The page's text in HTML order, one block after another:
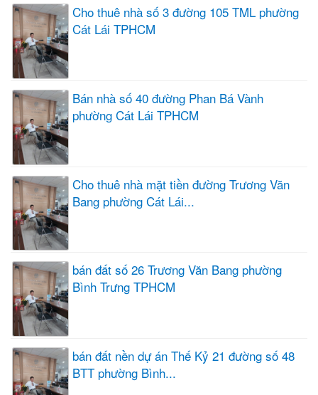
Cho thuê nhà số 3 đường 105 TML phường
Cát Lái TPHCM
Bán nhà số 40 đường Phan Bá Vành
phường Cát Lái TPHCM
Cho thuê nhà mặt tiền đường Trương Văn
Bang phường Cát Lái...
bán đất số 26 Trương Văn Bang phường
Bình Trưng TPHCM
bán đất nền dự án Thế Kỷ 21 đường số 48
BTT phường Bình...